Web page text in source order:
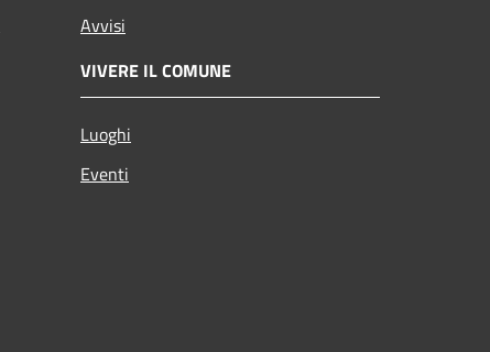
Avvisi
VIVERE IL COMUNE
Luoghi
Eventi